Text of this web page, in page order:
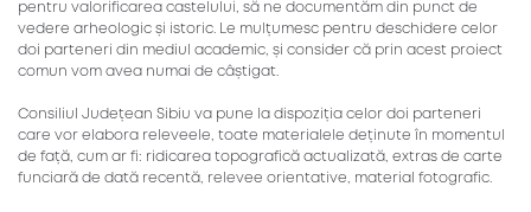
pentru valorificarea castelului, să ne documentăm din punct de
vedere arheologic și istoric. Le mulțumesc pentru deschidere celor
doi parteneri din mediul academic, și consider că prin acest proiect
comun vom avea numai de câștigat.
Consiliul Județean Sibiu va pune la dispoziția celor doi parteneri
care vor elabora releveele, toate materialele deținute în momentul
de față, cum ar fi: ridicarea topografică actualizată, extras de carte
funciară de dată recentă, relevee orientative, material fotografic.